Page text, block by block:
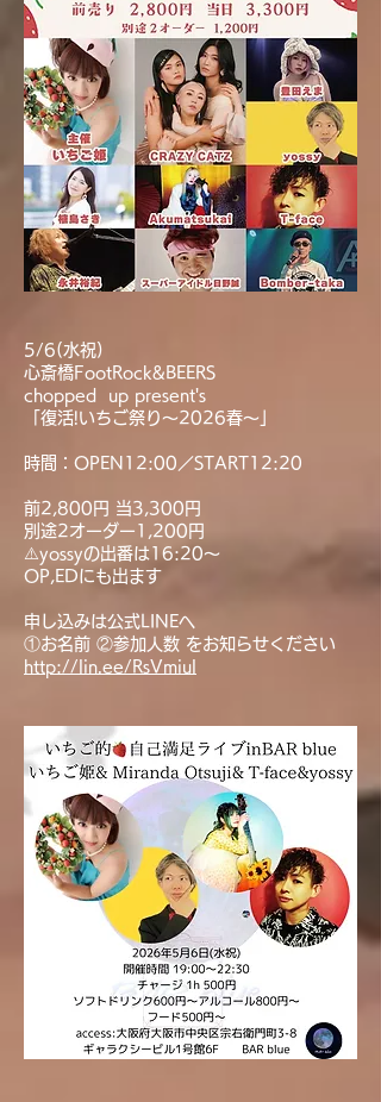
5/6(水祝)
心斎橋FootRock&BEERS
chopped up present's
「復活!いちご祭り〜2026春〜」
時間：OPEN12:00／START12:20
前2,800円 当3,300円
別途2オーダー1,200円
⚠️yossyの出番は16:20〜
OP,EDにも出ます
申し込みは公式LINEへ
①お名前 ②参加人数 をお知らせください
http:// lin.ee/RsVmiul